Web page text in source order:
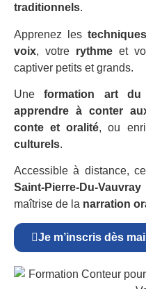
traditionnels.
Apprenez les
voix, votre rythme et
captiver petits et grands.
Uneformation art du
apprendre à conter
conte et oralité, ou
culturels.
Accessible à distance,
Saint-Pierre-Du-Vauvray
maîtrise de la narration
Je m’inscris dès